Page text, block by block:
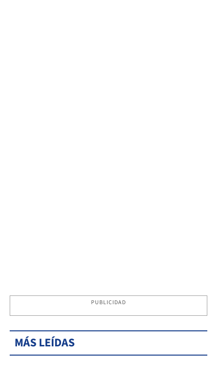
PUBLICIDAD
MÁS LEÍDAS